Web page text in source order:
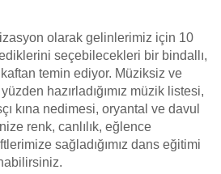
olarak gelinlerimiz için 10
seçebilecekleri bir bindallı,
temin ediyor. Müziksiz ve
hazırladığımız müzik listesi,
kına nedimesi, oryantal ve davul
renk, canlılık, eğlence
sağladığımız dans eğitimi